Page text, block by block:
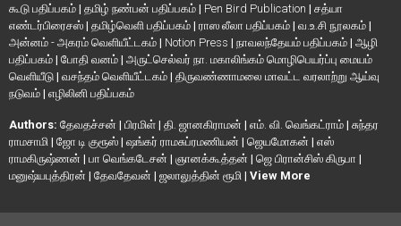
கூடு பதிப்பகம் | தமிழ் நண்பன் பதிப்பகம் | Pen Bird Publication | சத்யா
எண்டர்பிரைசஸ் | தமிழ்வெளி பதிப்பகம் | ராஸ லீலா பதிப்பகம் | வ.உ.சி நூலகம் |
அன்னம் - அகரம் வெளியீட்டகம் | Notion Press | நாவலந்தேயம் பதிப்பகம் | ஆழி
பதிப்பகம் | போதி வனம் | அருட்செல்வர் நா. மகாலிங்கம் மொழிபெயர்ப்பு மையம்
வெளியீடு | வசந்தம் வெளியீட்டகம் | திருவண்ணாமலை மாவட்ட வரலாற்று ஆய்வு
நடுவம் | எழிலினி பதிப்பகம்
Authors: தேவதச்சன் | பிரமிள் | தி. ஜானகிராமன் | எம். வி. வெங்கட்ராம் | சுந்தர
ராமசாமி | ஜோ டி குரூஸ் | ஷங்கர் ராமசுப்ரமணியன் | ஜெயமோகன் | எஸ்
ராமகிருஷ்ணன் | பா வெங்கடேசன் | ஞானக்கூத்தன் | ஜெ பிரான்சிஸ் கிருபா |
மனுஷ்யபுத்திரன் | தேவதேவன் | ஜலாலுத்தின் ரூமி | View More